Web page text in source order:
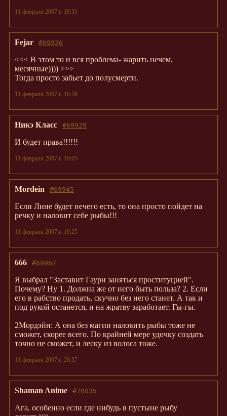
11 февраля 2007 г. 18:31
#69926
Fejar
<<< В этом то и вся проблема- жарить нечем,
месячные)))) >>>
Тогда просто забьет до полусмерти.
11 февраля 2007 г. 18:58
#69929
Никэ Класс
И будет права!!!!!!
11 февраля 2007 г. 19:05
#69945
Mordein
Если Лине будет нечего есть, то она просто пойдет на
речку и наловит себе рыбы!!!
11 февраля 2007 г. 19:25
#69967
666
Я выбрал "Заставит Гаури заняться проституцией".
Почему? Ну 1. Должна же от него быть польза? 2. Если
его в рабство продать, скучно без него станет. А так и
под рукой останется, и на жратву заработает. Гы-гы.
2Мордэйн: А она без магии наловить рыбы тоже не
сможет, скорее всего. По крайней мере удочку создать
точно не сможет, и леску из волоса тоже.
11 февраля 2007 г. 20:37
#70035
Shaman Anime
Ага, особенно если где нибудь в пустыне рыбу